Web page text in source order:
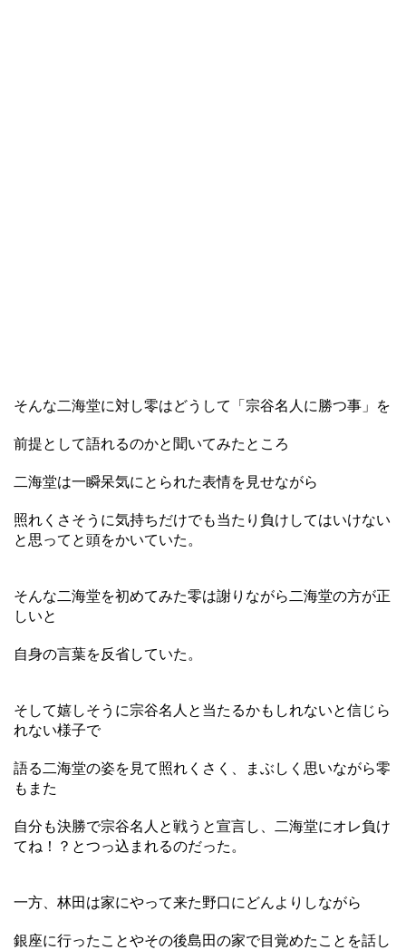
そんな二海堂に対し零はどうして「宗谷名人に勝つ事」を
前提として語れるのかと聞いてみたところ
二海堂は一瞬呆気にとられた表情を見せながら
照れくさそうに気持ちだけでも当たり負けしてはいけない
と思ってと頭をかいていた。
そんな二海堂を初めてみた零は謝りながら二海堂の方が正
しいと
自身の言葉を反省していた。
そして嬉しそうに宗谷名人と当たるかもしれないと信じら
れない様子で
語る二海堂の姿を見て照れくさく、まぶしく思いながら零
もまた
自分も決勝で宗谷名人と戦うと宣言し、二海堂にオレ負け
てね！？とつっ込まれるのだった。
一方、林田は家にやって来た野口にどんよりしながら
銀座に行ったことやその後島田の家で目覚めたことを話し